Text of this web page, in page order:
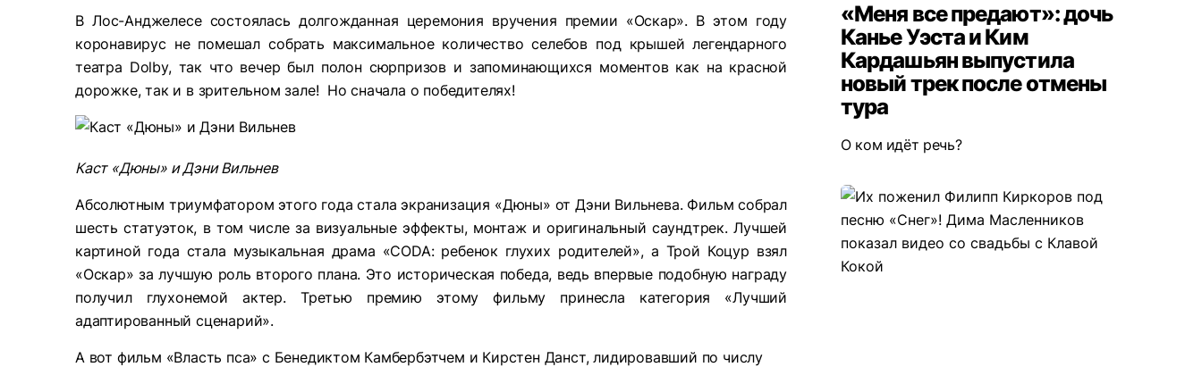
В Лос-Анджелесе состоялась долгожданная церемония вручения премии «Оскар». В этом году
коронавирус не помешал собрать максимальное количество селебов под крышей легендарного
театра Dolby, так что вечер был полон сюрпризов и запоминающихся моментов как на красной
дорожке, так и в зрительном зале! Но сначала о победителях!
Каст «Дюны» и Дэни Вильнев
Абсолютным триумфатором этого года стала экранизация «Дюны» от Дэни Вильнева. Фильм собрал
шесть статуэток, в том числе за визуальные эффекты, монтаж и оригинальный саундтрек. Лучшей
картиной года стала музыкальная драма «CODA: ребенок глухих родителей», а Трой Коцур взял
«Оскар» за лучшую роль второго плана. Это историческая победа, ведь впервые подобную награду
получил глухонемой актер. Третью премию этому фильму принесла категория «Лучший
адаптированный сценарий».
А вот фильм «Власть пса» с Бенедиктом Камбербэтчем и Кирстен Данст, лидировавший по числу
«Меня все предают»: дочь
Канье Уэста и Ким
Кардашьян выпустила
новый трек после отмены
тура
О ком идёт речь?